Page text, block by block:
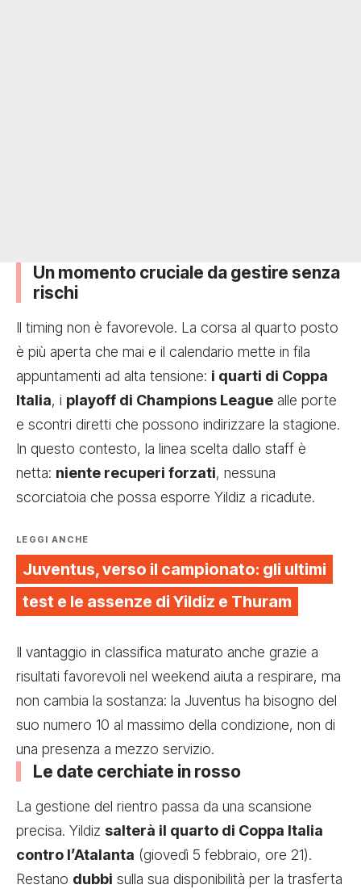
Un momento cruciale da gestire senza
rischi
Il timing non è favorevole. La corsa al quarto posto
è più aperta che mai e il calendario mette in fila
appuntamenti ad alta tensione: i quarti di Coppa
Italia, i playoff di Champions League alle porte
e scontri diretti che possono indirizzare la stagione.
In questo contesto, la linea scelta dallo staff è
netta: niente recuperi forzati, nessuna
scorciatoia che possa esporre Yildiz a ricadute.
LEGGI ANCHE
Juventus, verso il campionato: gli ultimi
test e le assenze di Yildiz e Thuram
Il vantaggio in classifica maturato anche grazie a
risultati favorevoli nel weekend aiuta a respirare, ma
non cambia la sostanza: la Juventus ha bisogno del
suo numero 10 al massimo della condizione, non di
una presenza a mezzo servizio.
Le date cerchiate in rosso
La gestione del rientro passa da una scansione
precisa. Yildiz salterà il quarto di Coppa Italia
contro l’Atalanta (giovedì 5 febbraio, ore 21).
Restano dubbi sulla sua disponibilità per la trasferta